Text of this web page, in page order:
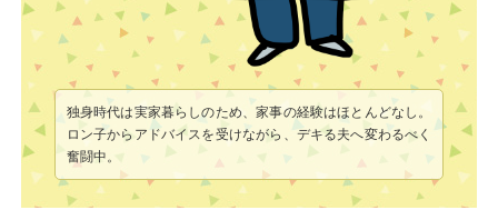
独身時代は実家暮らしのため、家事の経験はほとんどなし。
ロン子からアドバイスを受けながら、デキる夫へ変わるべく
奮闘中。